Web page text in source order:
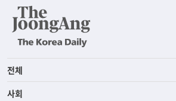
전체
사회